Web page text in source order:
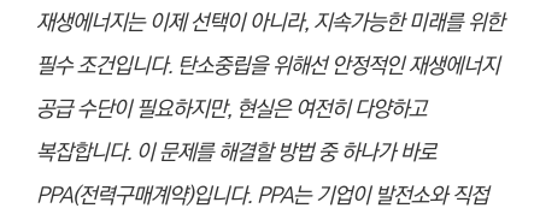
재생에너지는 이제 선택이 아니라, 지속가능한 미래를 위한
필수 조건입니다. 탄소중립을 위해선 안정적인 재생에너지
공급 수단이 필요하지만, 현실은 여전히 다양하고
복잡합니다. 이 문제를 해결할 방법 중 하나가 바로
PPA(전력구매계약)입니다. PPA는 기업이 발전소와 직접